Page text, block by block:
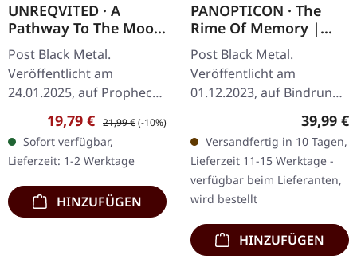
UNREQVITED · A
Pathway To The Moon
| BLACK LP
Post Black Metal.
Veröffentlicht am
24.01.2025, auf Prophecy
Productions. Schwarzes
Vinyl-LP mit Einleger,
schwarzer Innenhülle und
Schutzhülle.…
Verkaufspreis:
19,79 € Regulärer Preis:
21,99 €(-10%)
Sofort verfügbar,
Lieferzeit: 1-2 Werktage
HINZUFÜGEN
PANOPTICON · The
Rime Of Memory |
BLACK ICE/WHITE
SPLATTER 2LP
Post Black Metal.
Veröffentlicht am
01.12.2023, auf Bindrune
Recordings. "Black ice"
Doppel-Vinyl mit weißem
Splatter im Gatefold-
Cover. Panopticon…
39,99 €
Versandfertig in 10 Tagen,
Lieferzeit 11-15 Werktage -
verfügbar beim Lieferanten,
wird bestellt
HINZUFÜGEN